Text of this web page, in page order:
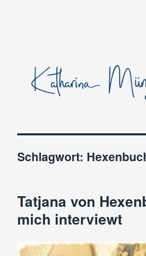
Schlagwort:
Tatjana von
mich interviewt